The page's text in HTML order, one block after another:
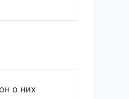
о них